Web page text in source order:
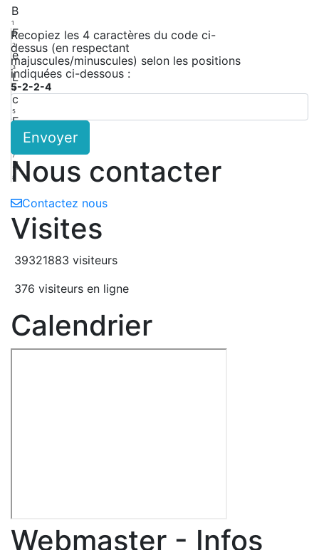
B
1
F
2
e
3
L
4
c
5
E
7
4
8
Recopiez les 4 caractères du code ci-
dessus (en respectant
majuscules/minuscules) selon les positions
indiquées ci-dessous :
5-2-2-4
Envoyer
Nous contacter
Contactez nous
Visites
39321883 visiteurs
376 visiteurs en ligne
Calendrier
Webmaster - Infos